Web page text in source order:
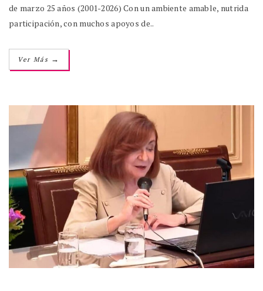
de marzo 25 años (2001-2026) Con un ambiente amable, nutrida
participación, con muchos apoyos de..
Ver Más →